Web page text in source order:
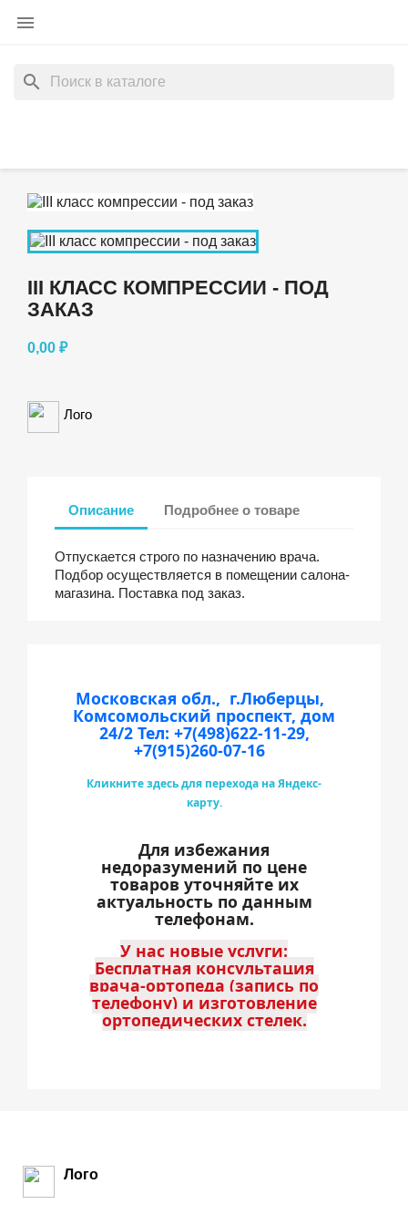

search
III КЛАСС КОМПРЕССИИ - ПОД
ЗАКАЗ
0,00 ₽
Лого
Описание Подробнее о товаре
Отпускается строго по назначению врача.
Подбор осуществляется в помещении салона-
магазина. Поставка под заказ.
Московская обл., г.Люберцы,
Комсомольский проспект, дом
24/2 Тел: +7(498)622-11-29,
+7(915)260-07-16
Кликните здесь для перехода на Яндекс-
карту.
Для избежания
недоразумений по цене
товаров уточняйте их
актуальность по данным
телефонам.
У нас новые услуги:
Бесплатная консультация
врача-ортопеда (запись по
телефону) и изготовление
ортопедических стелек.
Лого